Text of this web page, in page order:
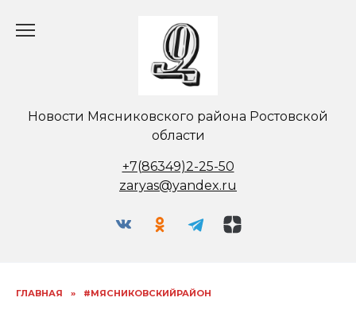
Новости Мясниковского района Ростовской
области
+7(86349)2-25-50
zaryas@yandex.ru
ГЛАВНАЯ » #МЯСНИКОВСКИЙРАЙОН